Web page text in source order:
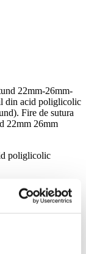
22mm-26mm-
din acid poliglicolic
Fire de sutura
22mm 26mm
poliglicolic